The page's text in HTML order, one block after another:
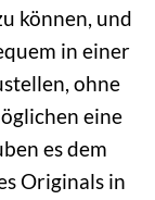
können, und
in einer
ohne
eine
es dem
Originals in